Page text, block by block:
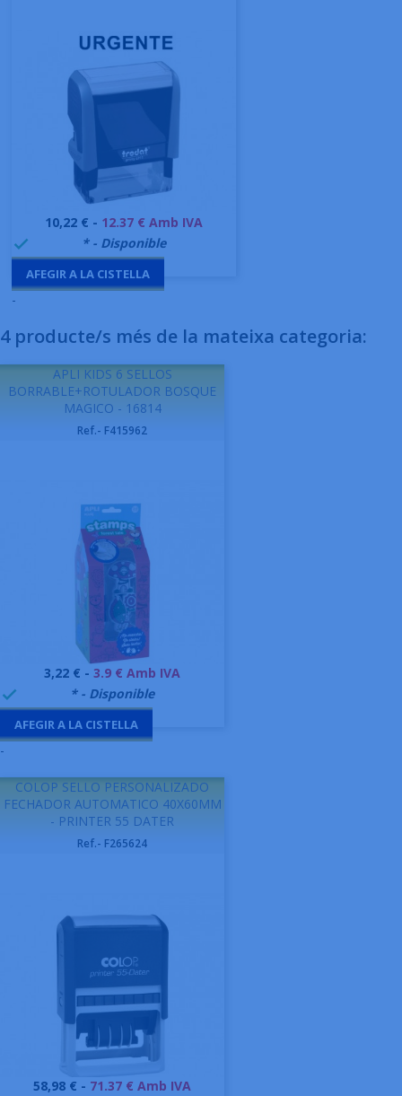
Preu
10,22 € - 12.37 € Amb IVA
 * - Disponible
AFEGIR A LA CISTELLA
-
4 producte/s més de la mateixa categoria:
APLI KIDS 6 SELLOS
BORRABLE+ROTULADOR BOSQUE
MAGICO - 16814
Ref.- F415962
Preu
3,22 € - 3.9 € Amb IVA
 * - Disponible
AFEGIR A LA CISTELLA
-
COLOP SELLO PERSONALIZADO
FECHADOR AUTOMATICO 40X60MM
- PRINTER 55 DATER
Ref.- F265624
Preu
58,98 € - 71.37 € Amb IVA